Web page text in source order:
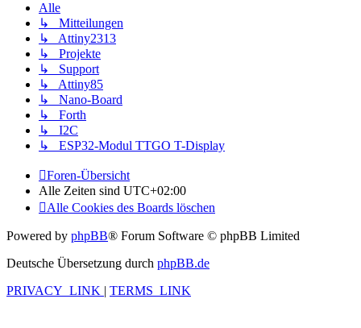
Alle
↳ Mitteilungen
↳ Attiny2313
↳ Projekte
↳ Support
↳ Attiny85
↳ Nano-Board
↳ Forth
↳ I2C
↳ ESP32-Modul TTGO T-Display
Foren-Übersicht
Alle Zeiten sind UTC+02:00
Alle Cookies des Boards löschen
Powered by phpBB® Forum Software © phpBB Limited
Deutsche Übersetzung durch phpBB.de
PRIVACY_LINK
TERMS_LINK